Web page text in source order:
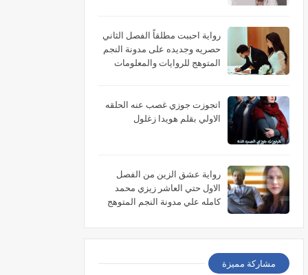
فقدت شرفها الجزء الثاني بقلم
إسماعيل موسي
رواية احببت مطلقاً الفصل الثاني
حصريه وجديده على مدونة النجم
المتوهج للروايات والمعلومات
اتجوزت جوزي غصب عنه الحلقه
الاولي بقلم هويدا زغلول
رواية عشق الزين من الفصل
الاول حتي العاشر زيزي محمد
كامله علي مدونة النجم المتوهج
مشاركة مميزة